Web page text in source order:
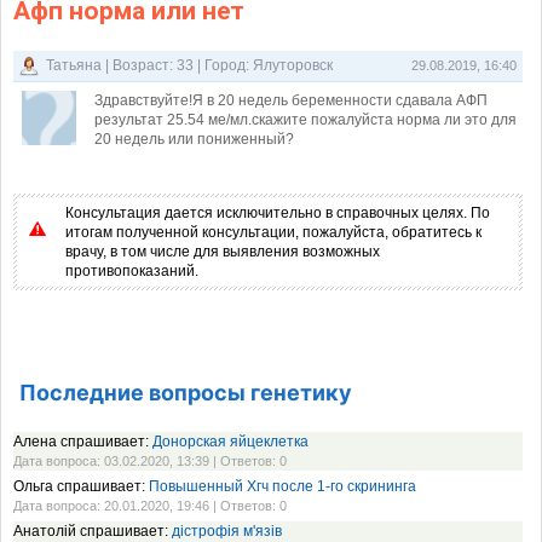
Афп норма или нет
29.08.2019, 16:40
Татьяна | Возраст: 33 | Город: Ялуторовск
Здравствуйте!Я в 20 недель беременности сдавала АФП
результат 25.54 ме/мл.скажите пожалуйста норма ли это для
20 недель или пониженный?
Консультация дается исключительно в справочных целях. По
итогам полученной консультации, пожалуйста, обратитесь к
врачу, в том числе для выявления возможных
противопоказаний.
Последние вопросы генетику
Алена спрашивает: Донорская яйцеклетка
Дата вопроса: 03.02.2020, 13:39 | Ответов: 0
Ольга спрашивает: Повышенный Хгч после 1-го скрининга
Дата вопроса: 20.01.2020, 19:46 | Ответов: 0
Анатолій спрашивает: дістрофія м'язів